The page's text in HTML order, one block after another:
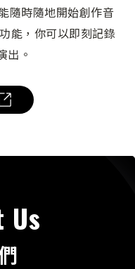
隨時隨地開始創作音
能，你可以即刻記錄
出。
Us